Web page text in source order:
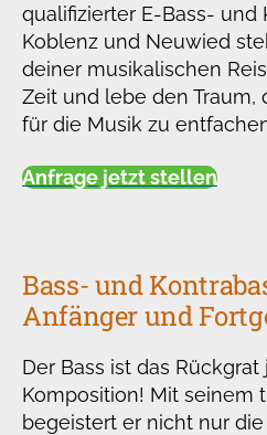
qualifizierter E-Bass- und
Koblenz und Neuwied
deiner musikalischen
Zeit und lebe den Traum,
für die Musik zu
Anfrage jetzt stellen
Bass- und
Anfänger und
Der Bass ist das
Komposition! Mit seinem
begeistert er nicht nur